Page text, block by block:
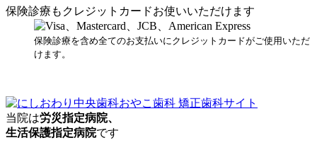
保険診療もクレジットカードお使いいただけます
保険診療を含め全てのお支払いにクレジットカードがご使用いただ
けます。
当院は労災指定病院、
生活保護指定病院です